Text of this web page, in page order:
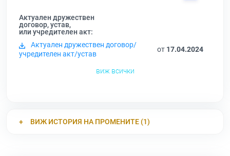
Актуален дружествен
договор, устав,
или учредителен акт:
Актуален дружествен договор/
учредителен акт/устав
от 17.04.2024
виж всички
ВИЖ ИСТОРИЯ НА ПРОМЕНИТЕ (1)